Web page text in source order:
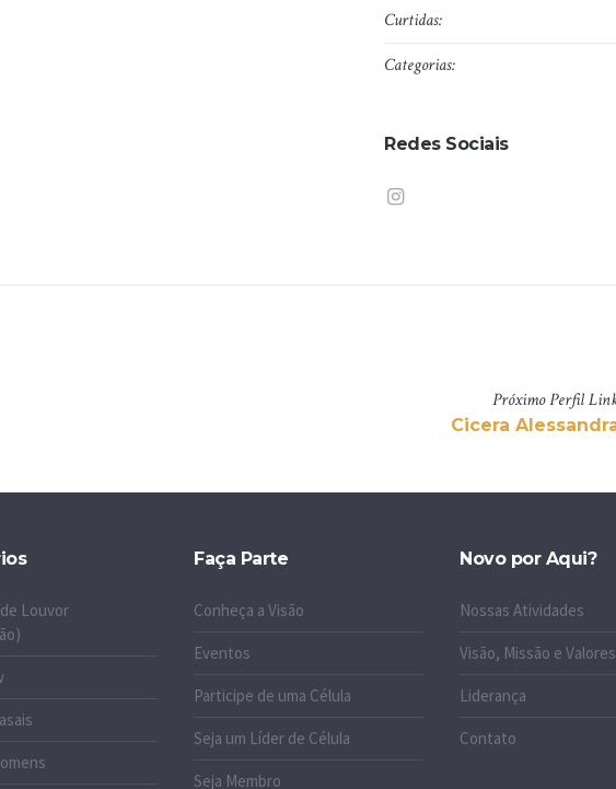
Curtidas:
Categorias:
Redes Sociais
PróximoPerfil
Cicera
Louvor
Faça Parte
Conheça a Visão
Eventos
Participe de uma Célula
Seja um Líder de Célula
Seja Membro
Novo por Aqui?
Nossas Atividades
Visão, Missão e Valores
Liderança
Contato